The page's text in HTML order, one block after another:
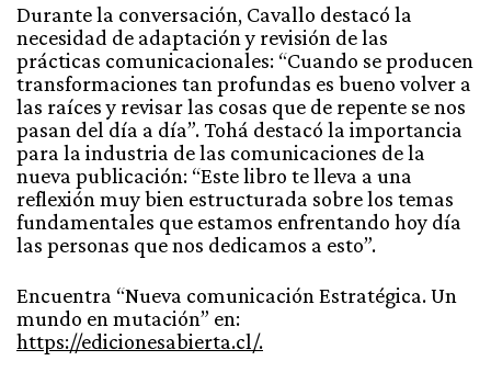
Durante la conversación, Cavallo destacó la
necesidad de adaptación y revisión de las
prácticas comunicacionales: “Cuando se producen
transformaciones tan profundas es bueno volver a
las raíces y revisar las cosas que de repente se nos
pasan del día a día”. Tohá destacó la importancia
para la industria de las comunicaciones de la
nueva publicación: “Este libro te lleva a una
reflexión muy bien estructurada sobre los temas
fundamentales que estamos enfrentando hoy día
las personas que nos dedicamos a esto”.
Encuentra “Nueva comunicación Estratégica. Un
mundo en mutación” en:
https://edicionesabierta.cl/.